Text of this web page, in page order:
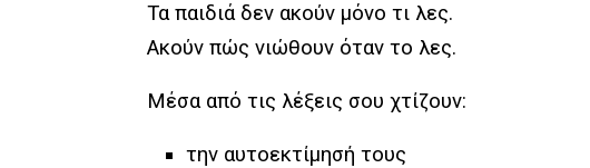
Τα παιδιά δεν ακούν μόνο τι λες.
Ακούν πώς νιώθουν όταν το λες.
Μέσα από τις λέξεις σου χτίζουν:
την αυτοεκτίμησή τους